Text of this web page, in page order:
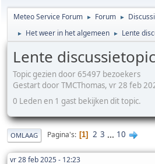
Meteo Service Forum ► Forum ►
► Het weer in het algemeen ► Lente
Lente
Topic gezien door 65497 bezoekers
Gestart door TMCThomas, vr 28 feb
0 Leden en 1 gast bekijken dit topic.
OMLAAG Pagina's 1 2 3 ... 10
vr 28 feb 2025 - 12:23